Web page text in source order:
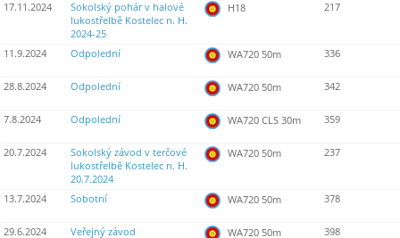
17.11.2024
Sokolský pohár v halové
lukostřelbě Kostelec n. H.
2024-25
H18 217
11.9.2024 Odpolední WA720 50m 336
28.8.2024 Odpolední WA720 50m 342
7.8.2024 Odpolední WA720 CLS 30m 359
20.7.2024
Sokolský závod v terčové
lukostřelbě Kostelec n. H.
20.7.2024
WA720 50m 237
13.7.2024 Sobotní WA720 50m 378
29.6.2024 Veřejný závod WA720 50m 398